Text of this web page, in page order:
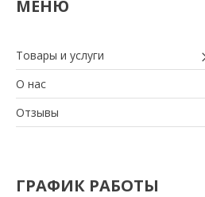
Товары и услуги
О нас
Отзывы
ГРАФИК РАБОТЫ